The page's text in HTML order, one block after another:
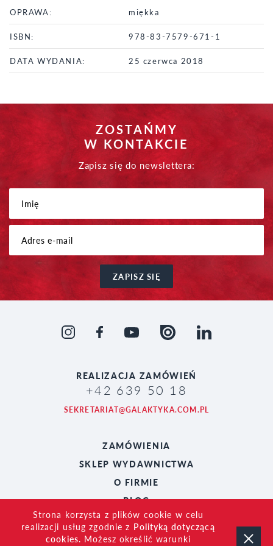
OPRAWA: miękka
ISBN: 978-83-7579-671-1
DATA WYDANIA: 25 czerwca 2018
ZOSTAŃMY
W KONTAKCIE
Zapisz się do newslettera:
ZAPISZ SIĘ
REALIZACJA ZAMÓWIEŃ
+42 639 50 18
SEKRETARIAT@GALAKTYKA.COM.PL
ZAMÓWIENIA
SKLEP WYDAWNICTWA
O FIRMIE
BLOG
Strona korzysta z plików cookie w celu
realizacji usług zgodnie z Polityką dotyczącą
cookies. Możesz określić warunki